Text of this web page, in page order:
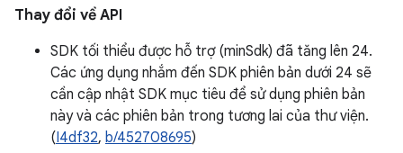
Thay đổi về API
SDK tối thiểu được hỗ trợ (minSdk) đã tăng lên 24.
Các ứng dụng nhắm đến SDK phiên bản dưới 24 sẽ
cần cập nhật SDK mục tiêu để sử dụng phiên bản
này và các phiên bản trong tương lai của thư viện.
(I4df32, b/452708695)